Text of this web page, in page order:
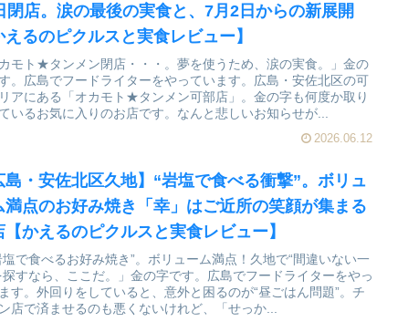
閉店。涙の最後の実食と、7月2日からの新展開
えるのピクルスと実食レビュー】
モト★タンメン閉店・・・。夢を使うため、涙の実食。」金の
。広島でフードライターをやっています。広島・安佐北区の可
アにある「オカモト★タンメン可部店」。金の字も何度か取り
いるお気に入りのお店です。なんと悲しいお知らせが...
2026.06.12
島・安佐北区久地】“岩塩で食べる衝撃”。ボリュ
満点のお好み焼き「幸」はご近所の笑顔が集まる
【かえるのピクルスと実食レビュー】
塩で食べるお好み焼き”。ボリューム満点！久地で“間違いない一
探すなら、ここだ。」金の字です。広島でフードライターをやっ
す。外回りをしていると、意外と困るのが“昼ごはん問題”。チ
店で済ませるのも悪くないけれど、「せっか...